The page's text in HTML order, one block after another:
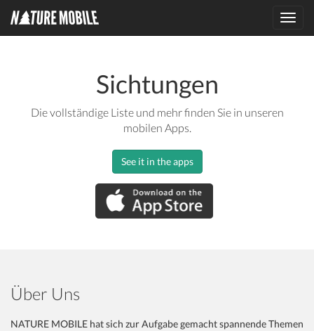
Sichtungen
Die vollständige Liste und mehr finden Sie in unseren
mobilen Apps.
See it in the apps
Über Uns
NATURE MOBILE hat sich zur Aufgabe gemacht spannende Themen